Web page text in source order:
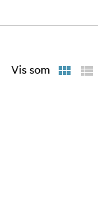
Vis som